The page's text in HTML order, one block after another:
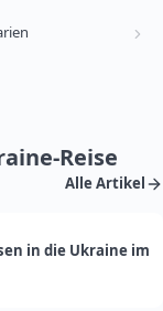
Reise
Alle Artikel
in die Ukraine im